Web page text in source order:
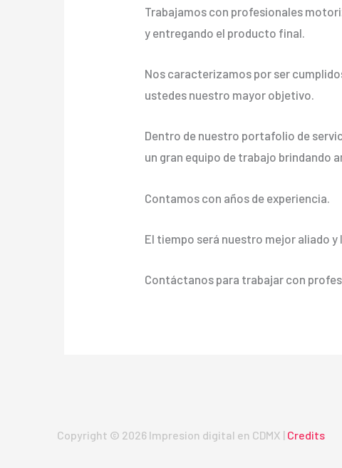
Trabajamos con profesionales
y entregando el producto final.
Nos caracterizamos por ser
ustedes nuestro mayor objetivo.
Dentro de nuestro portafolio de
un gran equipo de trabajo brindando
Contamos con años de experiencia.
El tiempo será nuestro mejor aliado y
Contáctanos para trabajar con
Copyright © 2026 Impresion digital en CDMX | Credits